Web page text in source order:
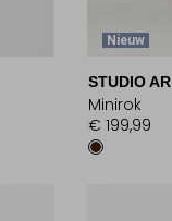
Nieuw
STUDIO AR
Minirok
€ 199,99